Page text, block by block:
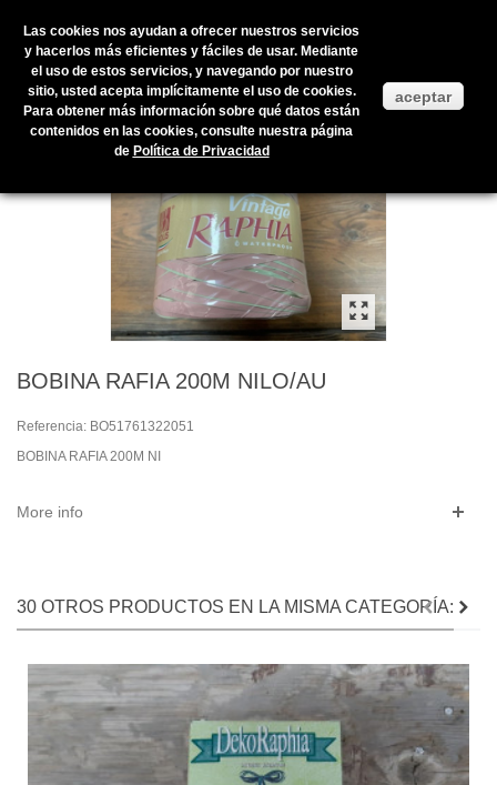
Inicio > Productos en stock > ENVOLTORIOS Y PRESENTACIÓN >
CINTAS > RAFIA > BOBINA RAFIA 200M NILO/AU
BOBINA RAFIA 200M NILO/AU
Referencia: BO51761322051
BOBINA RAFIA 200M NI
More info
30 OTROS PRODUCTOS EN LA MISMA CATEGORÍA:
Las cookies nos ayudan a ofrecer nuestros servicios
y hacerlos más eficientes y fáciles de usar. Mediante
el uso de estos servicios, y navegando por nuestro
sitio, usted acepta implícitamente el uso de cookies.
Para obtener más información sobre qué datos están
contenidos en las cookies, consulte nuestra página
de Política de Privacidad
aceptar